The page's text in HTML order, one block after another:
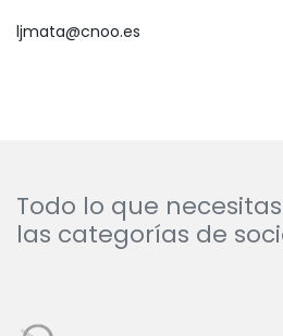
ljmata@cnoo.es
Todo lo que
las categorías de